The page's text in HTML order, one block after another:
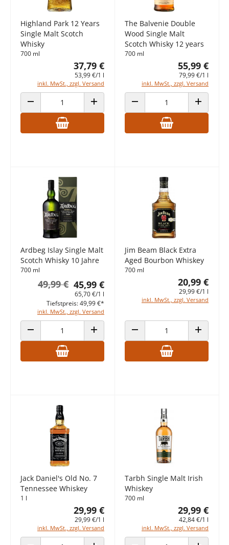
Highland Park 12 Years
Single Malt Scotch
Whisky
700 ml
37,79 €
53,99 €/1 l
inkl. MwSt., zzgl. Versand
ANZAHL VERRINGERN ANZAHL ERHÖHEN
The Balvenie Double
Wood Single Malt
Scotch Whisky 12 years
700 ml
55,99 €
79,99 €/1 l
inkl. MwSt., zzgl. Versand
ANZAHL VERRINGERN ANZAHL
Ardbeg Islay Single Malt
Scotch Whisky 10 Jahre
700 ml
45,99 €
49,99 €
65,70 €/1 l
inkl. MwSt., zzgl. Versand
Tiefstpreis: 49,99 €*
ANZAHL VERRINGERN ANZAHL ERHÖHEN
Jim Beam Black Extra
Aged Bourbon Whiskey
700 ml
20,99 €
29,99 €/1 l
inkl. MwSt., zzgl. Versand
ANZAHL VERRINGERN ANZAHL
Jack Daniel's Old No. 7
Tennessee Whiskey
1 l
29,99 €
29,99 €/1 l
inkl. MwSt., zzgl. Versand
Tarbh Single Malt Irish
Whiskey
700 ml
29,99 €
42,84 €/1 l
inkl. MwSt., zzgl. Versand